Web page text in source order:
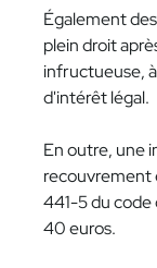
Également
plein droit
infructueuse,
d'intérêt légal.
En outre, une
recouvrement
441-5 du
40 euros.